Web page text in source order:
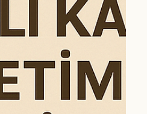
ABD’de Kahve
– Küçük Kafeler